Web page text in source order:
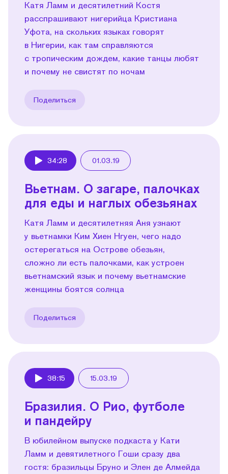
Катя Ламм и десятилетний Костя
расспрашивают нигерийца Кристиана
Уфота, на скольких языках говорят
в Нигерии, как там справляются
с тропическим дождем, какие танцы любят
и почему не свистят по ночам
Поделиться
34:28 01.03.19
Вьетнам. О загаре, палочках
для еды и наглых обезьянах
Катя Ламм и десятилетняя Аня узнают
у вьетнамки Ким Хиен Нгуен, чего надо
остерегаться на Острове обезьян,
сложно ли есть палочками, как устроен
вьетнамский язык и почему вьетнамские
женщины боятся солнца
Поделиться
38:15 15.03.19
Бразилия. О Рио, футболе
и пандейру
В юбилейном выпуске подкаста у Кати
Ламм и девятилетного Гоши сразу два
гостя: бразильцы Бруно и Элен де Алмейда